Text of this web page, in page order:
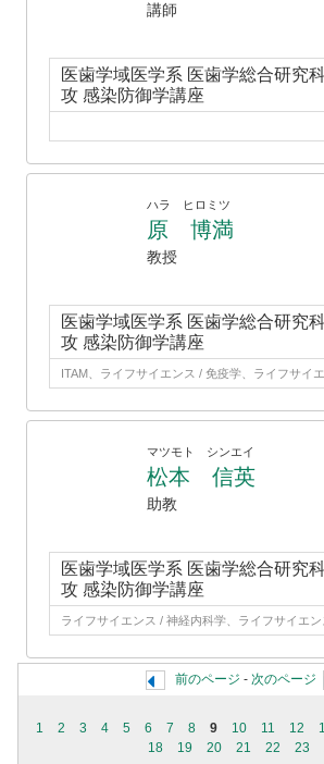
講師
医歯学域医学系 医歯学総合研究
攻 感染防御学講座
ハラ ヒロミツ
原 博満
教授
医歯学域医学系 医歯学総合研究
攻 感染防御学講座
ITAM、ライフサイエンス / 免疫学、ライフサイ
マツモト シンエイ
松本 信英
助教
医歯学域医学系 医歯学総合研究
攻 感染防御学講座
ライフサイエンス / 神経内科学、ライフサイエ
前のページ - 次のページ
1 2 3 4 5 6 7 8 9 10 11 12
18
19 20 21 22 23